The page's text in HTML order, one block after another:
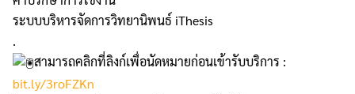
ระบบบริหารจัดการวิทยานิพนธ์ iThesis
.
สามารถคลิกที่ลิงก์เพื่อนัดหมายก่อนเข้ารับบริการ :
bit.ly/3roFZKn